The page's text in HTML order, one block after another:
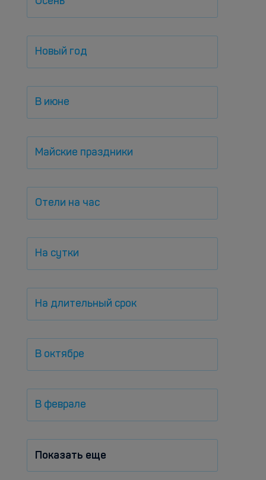
Новый год
В июне
Майские праздники
Отели на час
На сутки
На длительный срок
В октябре
В феврале
Показать еще